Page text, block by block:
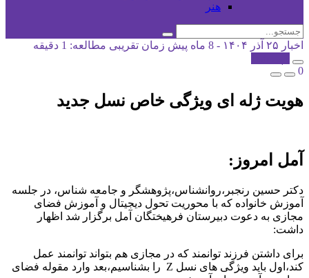
هنر
اخبار ۲۵ آذر ۱۴۰۴ - 8 ماه پیش
زمان تقریبی مطالعه: 1 دقیقه
0
هویت ژله ای ویژگی خاص نسل جدید
آمل امروز:
دکتر حسین رنجبر،روانشناس،پژوهشگر و جامعه شناس، در جلسه
آموزش خانواده که با محوریت تحول دیجیتال و آموزش فضای
مجازی به دعوت دبیرستان فرهیختگان آمل برگزار شد اظهار
داشت:
برای داشتن فرزند توانمند که در مجازی هم بتواند توانمند عمل
کند،اول باید ویژگی های نسل Z را بشناسیم،بعد وارد مقوله فضای